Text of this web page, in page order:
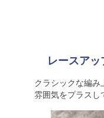
レースア
クラシックな編み
雰囲気をプラスし